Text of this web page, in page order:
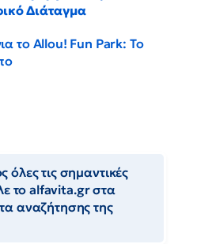
Διάταγμα
το Allou! Fun Park: Το
τις σημαντικές
το alfavita.gr στα
αναζήτησης της